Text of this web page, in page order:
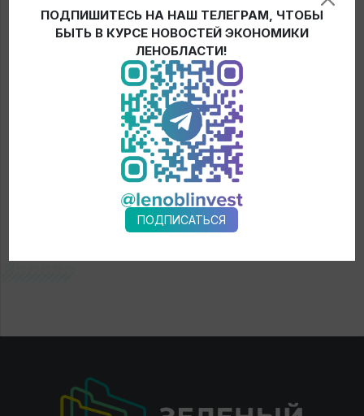
области.ПОДПИШИТЕСЬ НА НАШ ТЕЛЕГРАМ, ЧТОБЫ
БЫТЬ В КУРСЕ НОВОСТЕЙ ЭКОНОМИКИ
ЛЕНОБЛАСТИ!
ПОДПИСАТЬСЯ